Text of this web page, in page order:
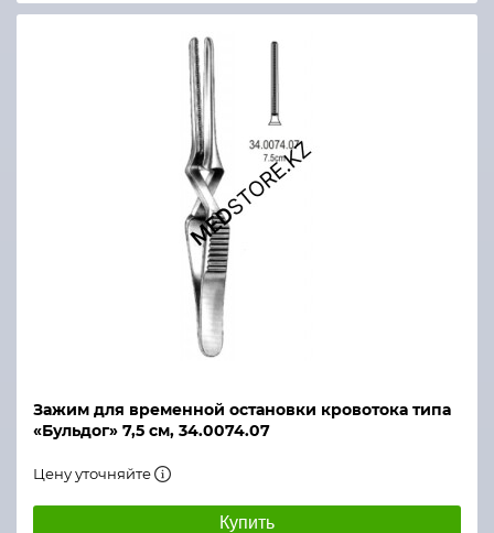
Зажим для временной остановки кровотока типа
«Бульдог» 7,5 см, 34.0074.07
Цену уточняйте
Купить